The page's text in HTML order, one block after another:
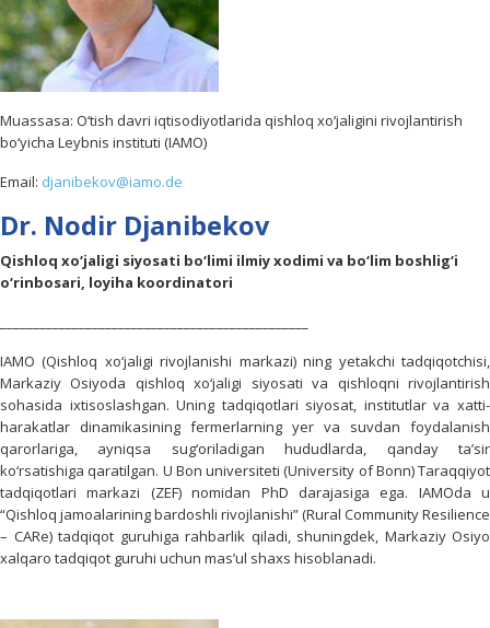
Muassasa: O‘tish davri iqtisodiyotlarida qishloq xo‘jaligini rivojlantirish
bo‘yicha Leybnis instituti (IAMO)
Email: djanibekov@iamo.de
Dr. Nodir Djanibekov
Qishloq xo‘jaligi siyosati bo‘limi ilmiy xodimi va bo‘lim boshlig‘i
o‘rinbosari, loyiha koordinatori
IAMO (Qishloq xo‘jaligi rivojlanishi markazi) ning yetakchi tadqiqotchisi,
Markaziy Osiyoda qishloq xo‘jaligi siyosati va qishloqni rivojlantirish
sohasida ixtisoslashgan. Uning tadqiqotlari siyosat, institutlar va xatti-
harakatlar dinamikasining fermerlarning yer va suvdan foydalanish
qarorlariga, ayniqsa sug‘oriladigan hududlarda, qanday taʼsir
ko‘rsatishiga qaratilgan. U Bon universiteti (University of Bonn) Taraqqiyot
tadqiqotlari markazi (ZEF) nomidan PhD darajasiga ega. IAMOda u
“Qishloq jamoalarining bardoshli rivojlanishi” (Rural Community Resilience
– CARe) tadqiqot guruhiga rahbarlik qiladi, shuningdek, Markaziy Osiyo
xalqaro tadqiqot guruhi uchun mas’ul shaxs hisoblanadi.